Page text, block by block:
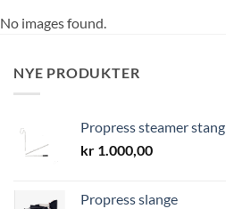
No images found.
NYE PRODUKTER
Propress steamer stang
kr 1.000,00
Propress slange